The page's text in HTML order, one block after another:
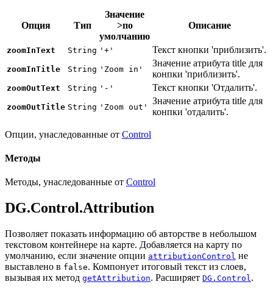
Опция Тип
Значение
>по
умолчанию
Описание
zoomInText String '+' Текст кнопки 'приблизить'.
zoomInTitle String 'Zoom in'
Значение атрибута title для
конпки 'приблизить'.
zoomOutText String '-' Текст кнопки 'Отдалить'.
zoomOutTitle String 'Zoom out'
Значение атрибута title для
конпки 'отдалить'.
Опции, унаследованные от Control
Методы
Методы, унаследованные от Control
DG.Control.Attribution
Позволяет показать информацию об авторстве в небольшом
текстовом контейнере на карте. Добавляется на карту по
умолчанию, если значение опции attributionControl не
выставлено в false. Компонует итоговый текст из слоев,
вызывая их метод getAttribution. Расширяет DG.Control.